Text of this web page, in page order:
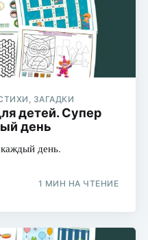
ЗАГАДКИ
детей. Супер
день
день.
1 МИН НА ЧТЕНИЕ